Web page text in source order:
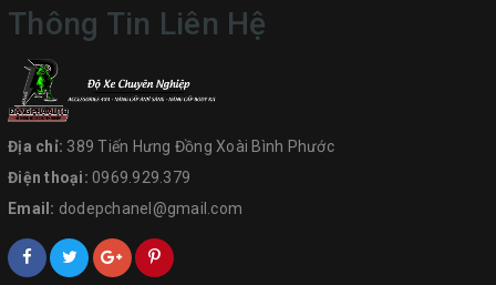
Thông Tin Liên Hệ
Địa chỉ: 389 Tiến Hưng Đồng Xoài Bình Phước
Điện thoại: 0969.929.379
Email: dodepchanel@gmail.com